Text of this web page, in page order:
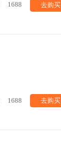
1688 去购买
1688 去购买